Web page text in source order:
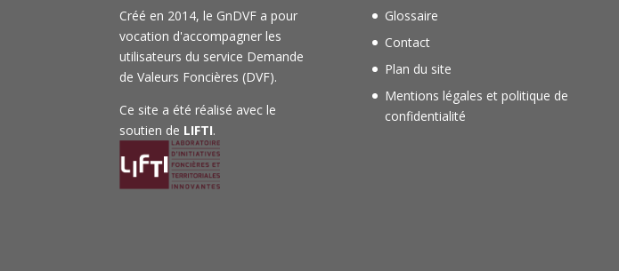
Créé en 2014, le GnDVF a pour
vocation d'accompagner les
utilisateurs du service Demande
de Valeurs Foncières (DVF).
Ce site a été réalisé avec le
soutien de LIFTI.
Glossaire
Contact
Plan du site
Mentions légales et politique de
confidentialité